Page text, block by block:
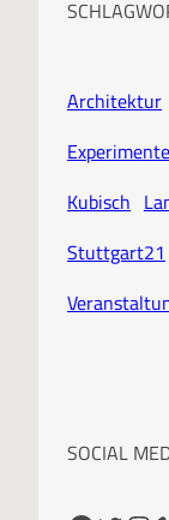
Architektur
Kubisch
Stuttgart21
SOCIAL